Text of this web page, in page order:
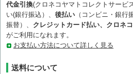
代金引換(クロネコヤマトコレクトサービ
い(銀行振込）、 後払い （コンビニ・銀行
振替）、 クレジットカード払い、クロネ
がご利用になれます。
お支払い方法について詳しく見る
送料について